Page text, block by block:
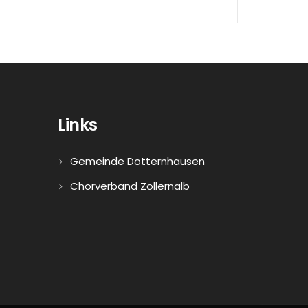
Links
Gemeinde Dotternhausen
Chorverband Zollernalb